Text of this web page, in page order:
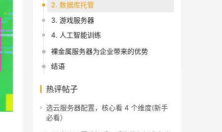
2. 数据库托管
3. 游戏服务器
4. 人工智能训练
裸金属服务器为企业带来的优势
结语
热评帖子
选云服务器配置，核心看 4 个维度(新手
必看）